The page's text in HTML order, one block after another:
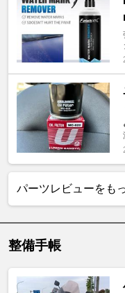
パーツレビューをも
整備手帳